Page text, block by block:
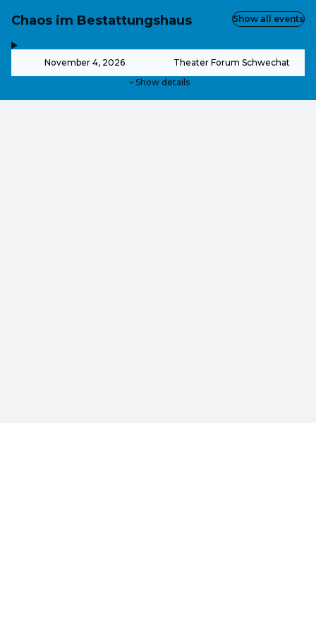
Chaos im Bestattungshaus
November 4, 2026 Theater Forum Schwechat
Show details
Show all events